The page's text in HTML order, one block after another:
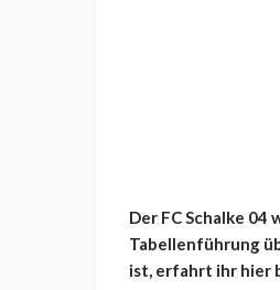
Der FC Schalke
Tabellenführung
ist, erfahrt ihr hier